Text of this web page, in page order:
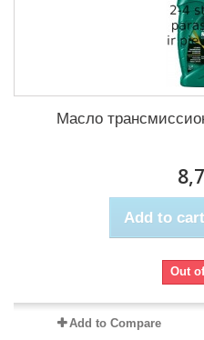
Масло
Add to cart
Out
Add to Compare